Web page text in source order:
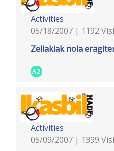
Activities
05/18/2007 | 1192
Zeliakiak nola
A2
Activities
05/09/2007 | 1399